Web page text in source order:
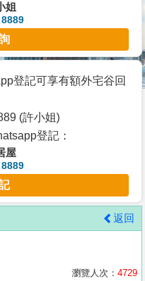
姐
登記可享有額外宅谷回
(許小姐)
登記：
屋
返回
瀏覽人次： 4729